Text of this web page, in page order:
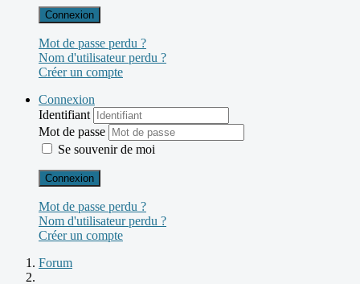
Connexion
Mot de passe perdu ?
Nom d'utilisateur perdu ?
Créer un compte
Connexion
Identifiant
Mot de passe
Se souvenir de moi
Connexion
Mot de passe perdu ?
Nom d'utilisateur perdu ?
Créer un compte
Forum